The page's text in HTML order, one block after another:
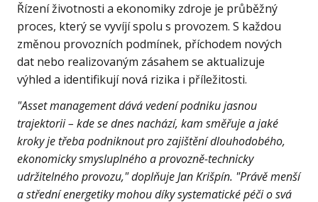
Řízení životnosti a ekonomiky zdroje je průběžný
proces, který se vyvíjí spolu s provozem. S každou
změnou provozních podmínek, příchodem nových
dat nebo realizovaným zásahem se aktualizuje
výhled a identifikují nová rizika i příležitosti.
"Asset management dává vedení podniku jasnou
trajektorii – kde se dnes nachází, kam směřuje a jaké
kroky je třeba podniknout pro zajištění dlouhodobého,
ekonomicky smysluplného a provozně-technicky
udržitelného provozu," doplňuje Jan Krišpín. "Právě menší
a střední energetiky mohou díky systematické péči o svá